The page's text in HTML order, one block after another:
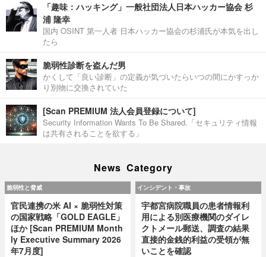
「趣味：ハッキング」一般社団法人日本ハッカー協会 杉
浦 隆幸
国内 OSINT 第一人者 日本ハッカー協会の杉浦氏が本気を出し
たら
脆弱性診断を盗んだ男
かくして「良い診断」の定義が気づいたらいつの間にかすっか
り別物に交換されていた
[Scan PREMIUM 法人会員登録について]
Security Information Wants To Be Shared.「セキュリティ情報
は共有されることを欲する」
News Category
脆弱性と脅威
官民連携の米 AI × 脆弱性対策
の国家戦略「GOLD EAGLE」
ほか [Scan PREMIUM Month
ly Executive Summary 2026
年7月度]
インシデント・事故
宇都宮病院職員の患者情報利
用による別医療機関のダイレ
クトメール郵送、調査の結果
直接的金銭的利益の受領が無
いことを確認